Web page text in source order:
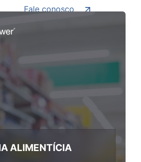
Fale conosco
ALIMENTÍCIA